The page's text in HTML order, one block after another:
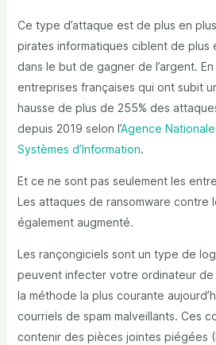
Ce type d’attaque est de plus en
pirates informatiques ciblent de plus
dans le but de gagner de l’argent. En
entreprises françaises qui ont subit
hausse de plus de 255% des
depuis 2019 selon l’Agence
Systèmes d’Information.
Et ce ne sont pas seulement les
Les attaques de ransomware contre
également augmenté.
Les rançongiciels sont un type de
peuvent infecter votre ordinateur de
la méthode la plus courante
courriels de spam malveillants. Ces
contenir des pièces jointes piégées